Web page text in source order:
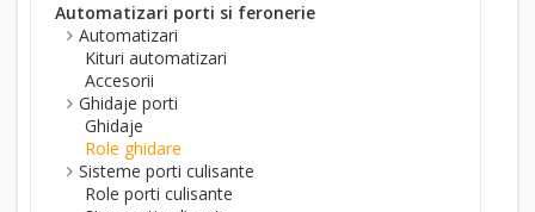
Automatizari porti si feronerie
Automatizari
Kituri automatizari
Accesorii
Ghidaje porti
Ghidaje
Role ghidare
Sisteme porti culisante
Role porti culisante